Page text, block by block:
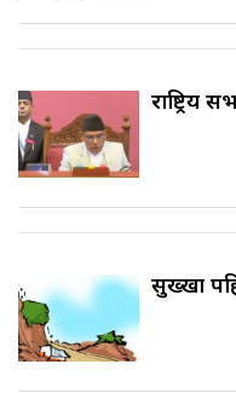
राष्ट्रिय
सुख्खा